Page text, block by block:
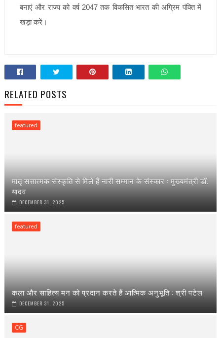
बनाएं और राज्य को वर्ष 2047 तक विकसित भारत की अग्रिम पंक्ति में
खड़ा करें।
RELATED POSTS
featured
मातृ सत्तात्मक संस्कृति से मिले हैं नारी सम्मान के संस्कार : मुख्यमंत्री डॉ.
यादव
DECEMBER 31, 2025
featured
कला और साहित्य मन को प्रदान करते हैं आत्मिक अनुभूति : श्री पटेल
DECEMBER 31, 2025
CG